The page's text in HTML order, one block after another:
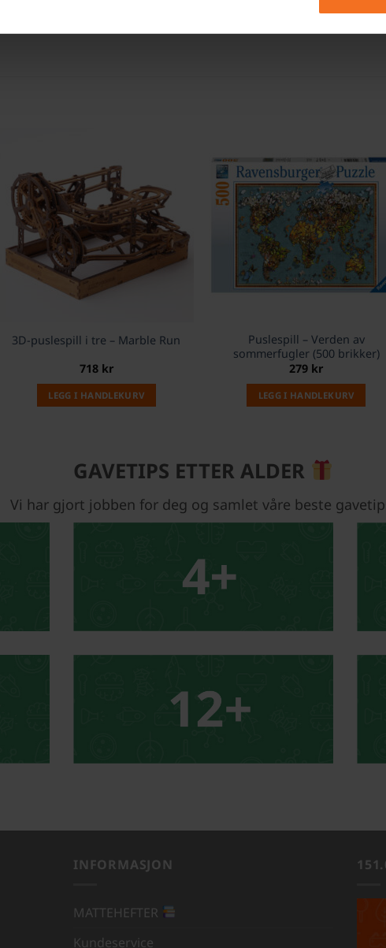
3D-puslespill i tre – Marble Run
718 kr
LEGG I HANDLEKURV
Puslespill – Verden av
sommerfugler (500 brikker)
279 kr
LEGG I HANDLEKURV
GAVETIPS ETTER ALDER
Vi har gjort jobben for deg og samlet våre beste
INFORMASJON
MATTEHEFTER
Kundeservice